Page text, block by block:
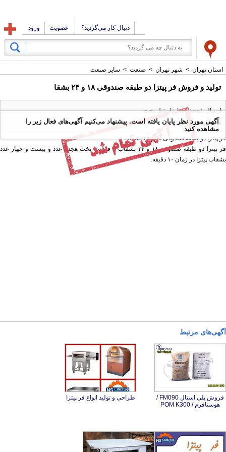
دنبال کار می‌گردید؟ عضویت ورود
استان تهران > شهر تهران > صنعت > سایر صنعت
تولید و فروش فر پیتزا دو طبقه صندوقی ۱۸ و ۲۴ بشقا
ارسال شده توسط : استیل پخت
همه آگهی های این کاربر
فر پیتزا دو طبقه صندوقی ۱۸ و ۲۴ بشقاب
فر پیتزا دو طبقه صندوقی ۱۸ و ۲۴ بشقاب با قابلیت پخت هجده عدد و بیست و چهار عدد
بشقاب پیتزا در زمان ۱۰ دقیقه.
آگهی مورد نظر پایان یافته است. پیشنهاد می‌کنیم آگهی‌های فعال زیر را
مشاهده کنید
آگهی‌های مرتبط
فروش پلی استال FM090 /
هوستافرم / POM K300
طراحی و تولید انواع فر پیتزا